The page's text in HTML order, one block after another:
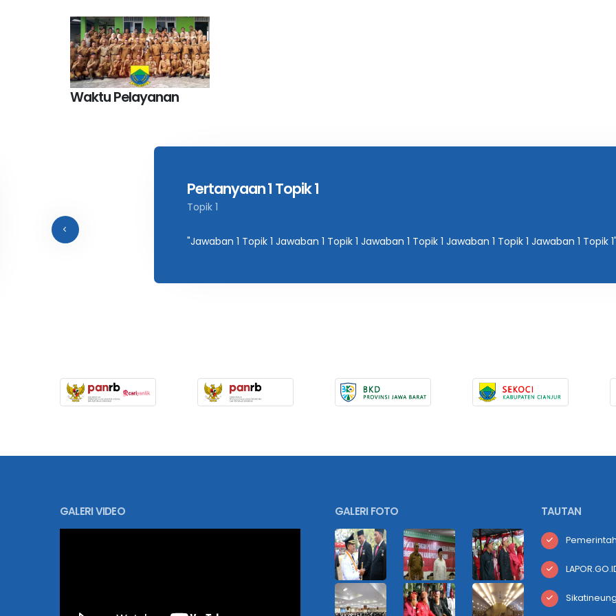
Waktu Pelayanan
Pertanyaan 1 Topik 1
Topik 1
"Jawaban 1 Topik 1 Jawaban 1 Topik 1 Jawaban 1 Topik 1 Jawaban 1 Topik 1 Jawaban 1 Topik
GALERI VIDEO GALERI FOTO TAUTAN